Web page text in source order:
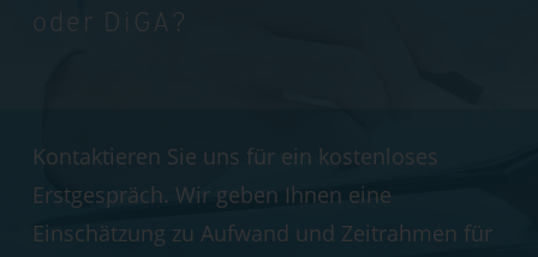
oder DiGA?
Kontaktieren Sie uns für ein kostenloses
Erstgespräch. Wir geben Ihnen eine
Einschätzung zu Aufwand und Zeitrahmen für